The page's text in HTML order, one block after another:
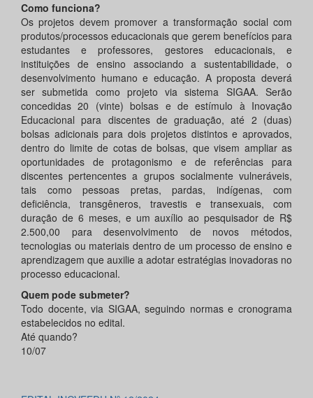
Como funciona?
Os projetos devem promover a transformação social com
produtos/processos educacionais que gerem benefícios para
estudantes e professores, gestores educacionais, e
instituições de ensino associando a sustentabilidade, o
desenvolvimento humano e educação. A proposta deverá
ser submetida como projeto via sistema SIGAA. Serão
concedidas 20 (vinte) bolsas e de estímulo à Inovação
Educacional para discentes de graduação, até 2 (duas)
bolsas adicionais para dois projetos distintos e aprovados,
dentro do limite de cotas de bolsas, que visem ampliar as
oportunidades de protagonismo e de referências para
discentes pertencentes a grupos socialmente vulneráveis,
tais como pessoas pretas, pardas, indígenas, com
deficiência, transgêneros, travestis e transexuais, com
duração de 6 meses, e um auxílio ao pesquisador de R$
2.500,00 para desenvolvimento de novos métodos,
tecnologias ou materiais dentro de um processo de ensino e
aprendizagem que auxilie a adotar estratégias inovadoras no
processo educacional.
Quem pode submeter?
Todo docente, via SIGAA, seguindo normas e cronograma
estabelecidos no edital.
Até quando?
10/07